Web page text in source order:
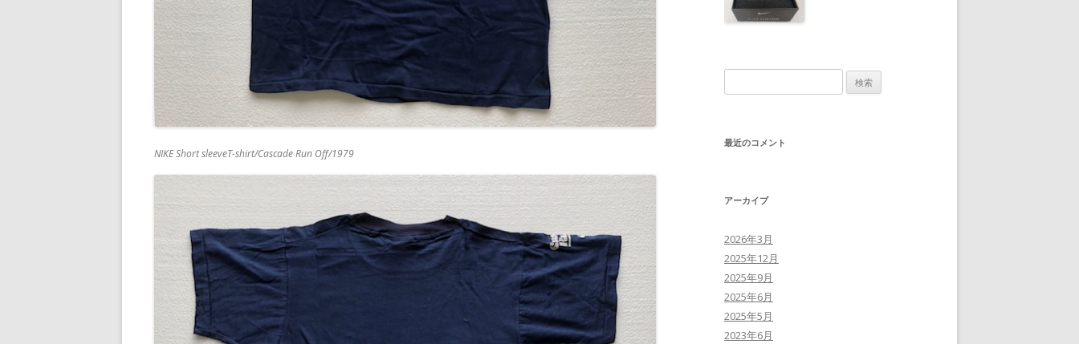
NIKE Short sleeveT-shirt/Cascade Run Off/1979
索
最近のコメント
アーカイブ
2026年3月
2025年12月
2025年9月
2025年6月
2025年5月
2023年6月